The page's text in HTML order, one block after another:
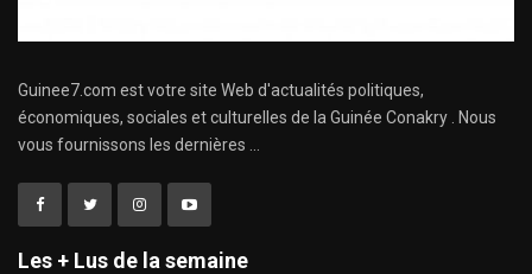
Guinee7.com est votre site Web d'actualités politiques,
économiques, sociales et culturelles de la Guinée Conakry . Nous
vous fournissons les dernières ...
Les + Lus de la semaine